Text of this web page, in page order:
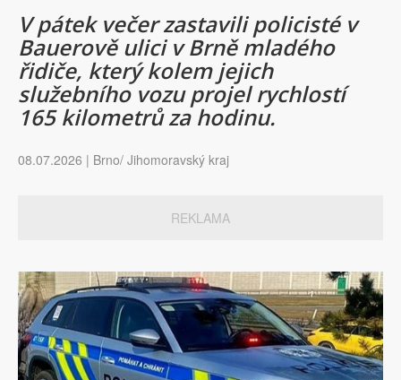
V pátek večer zastavili policisté v
Bauerově ulici v Brně mladého
řidiče, který kolem jejich
služebního vozu projel rychlostí
165 kilometrů za hodinu.
08.07.2026 | Brno/ Jihomoravský kraj
REKLAMA